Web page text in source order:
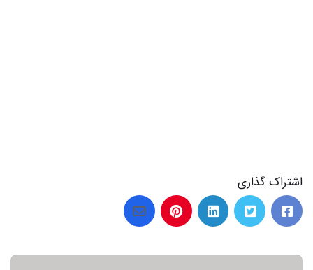
اشتراک گذاری